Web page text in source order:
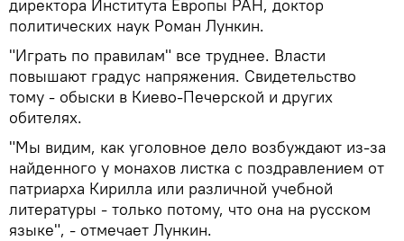
директора Института Европы РАН, доктор
политических наук Роман Лункин.
"Играть по правилам" все труднее. Власти
повышают градус напряжения. Свидетельство
тому - обыски в Киево-Печерской и других
обителях.
"Мы видим, как уголовное дело возбуждают из-за
найденного у монахов листка с поздравлением от
патриарха Кирилла или различной учебной
литературы - только потому, что она на русском
языке", - отмечает Лункин.